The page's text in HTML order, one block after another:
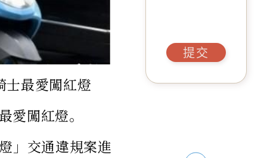
士最愛闖紅燈
闖紅燈。
」交通違規案進
提交